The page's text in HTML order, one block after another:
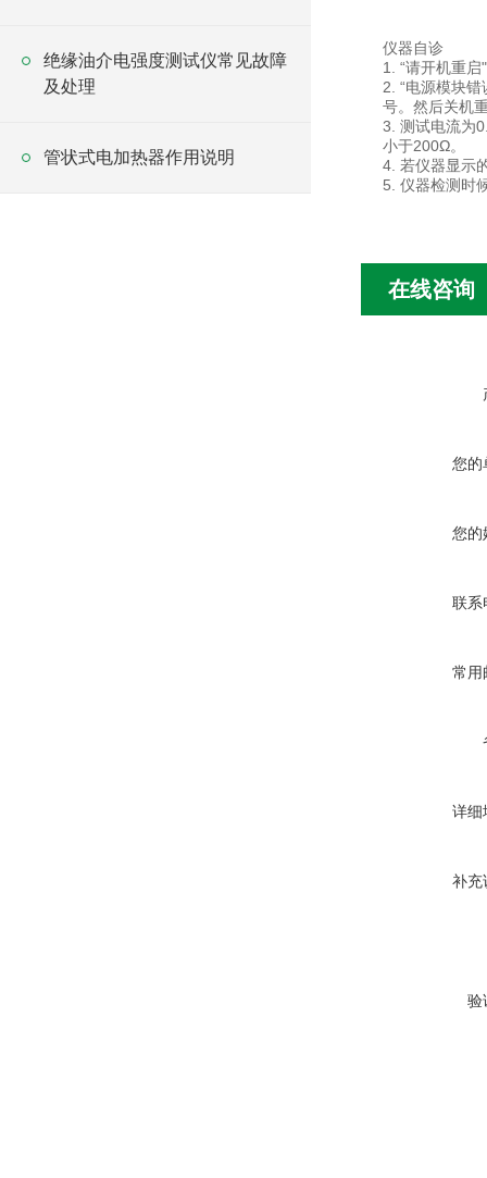
绝缘油介电强度测试仪常见故障
及处理
管状式电加热器作用说明
仪器自诊
1. “请开机重
2. “电源模块
号。然后关机
3. 测试电流为
小于200Ω。
4. 若仪器显示
5. 仪器检测时
在线咨询
您的
您的
联系
常用
详细
补充
验